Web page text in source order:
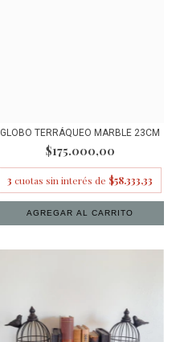
GLOBO TERRÁQUEO MARBLE 23CM
$175.000,00
3 cuotas sin interés de $58.333,33